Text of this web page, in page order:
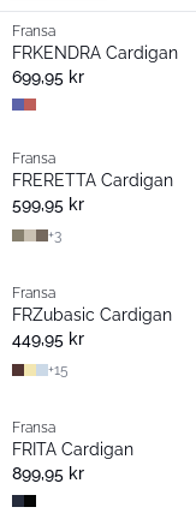
Nyhet
Fransa
FRKENDRA Cardigan
699,95 kr
Nyhet
Fransa
FRERETTA Cardigan
599,95 kr
+3
Nyhet
Fransa
FRZubasic Cardigan
449,95 kr
+15
Nyhet
Fransa
FRITA Cardigan
899,95 kr